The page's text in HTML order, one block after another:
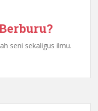
seni sekaligus ilmu.